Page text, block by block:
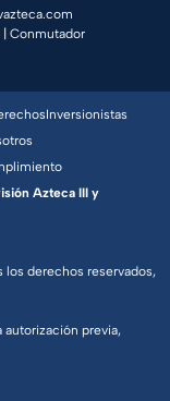
| Conmutador
los derechos reservados,
autorización previa,
Inversionistas
Azteca III y